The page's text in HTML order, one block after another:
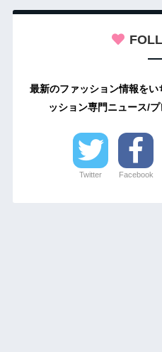
最新のファッション情報を
ッション専門ニュース/
Twitter Facebook